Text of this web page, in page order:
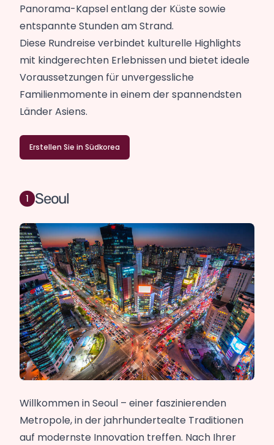
Panorama-Kapsel entlang der Küste sowie
entspannte Stunden am Strand.
Diese Rundreise verbindet kulturelle Highlights
mit kindgerechten Erlebnissen und bietet ideale
Voraussetzungen für unvergessliche
Familienmomente in einem der spannendsten
Länder Asiens.
Erstellen Sie in Südkorea
Seoul
Willkommen in Seoul – einer faszinierenden
Metropole, in der jahrhundertealte Traditionen
auf modernste Innovation treffen. Nach Ihrer